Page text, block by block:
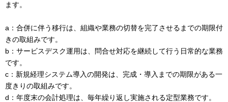
ます。
a：合併に伴う移行は、組織や業務の切替を完了させるまでの期限付
きの取組みです。
b：サービスデスク運用は、問合せ対応を継続して行う日常的な業務
です。
c：新規経理システム導入の開発は、完成・導入までの期限がある一
度きりの取組みです。
d：年度末の会計処理は、毎年繰り返し実施される定型業務です。